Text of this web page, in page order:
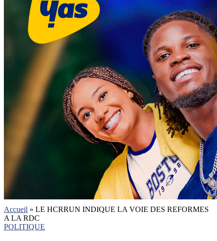
Accueil » LE HCRRUN INDIQUE LA VOIE DES REFORMES
A LA RDC
POLITIQUE